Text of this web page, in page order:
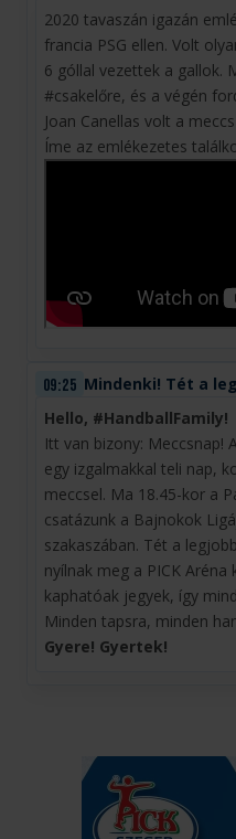
2020 tavaszán igazán
francia PSG ellen. Volt
6 góllal vezettek a gallok.
#csakelőre, és a végén
Joan Canellas volt a
Íme az emlékezetes
09:25 Mindenki! Tét a
Hello, #HandballFamily!
Itt van bizony: Meccsnap!
egy izgalmakkal teli nap,
meccsel. Ma 18.45-kor a
csatázunk a Bajnokok
szakaszában. Tét a
nyílnak meg a PICK
kaphatóak jegyek, így
Minden tapsra, minden
Gyere! Gyertek!